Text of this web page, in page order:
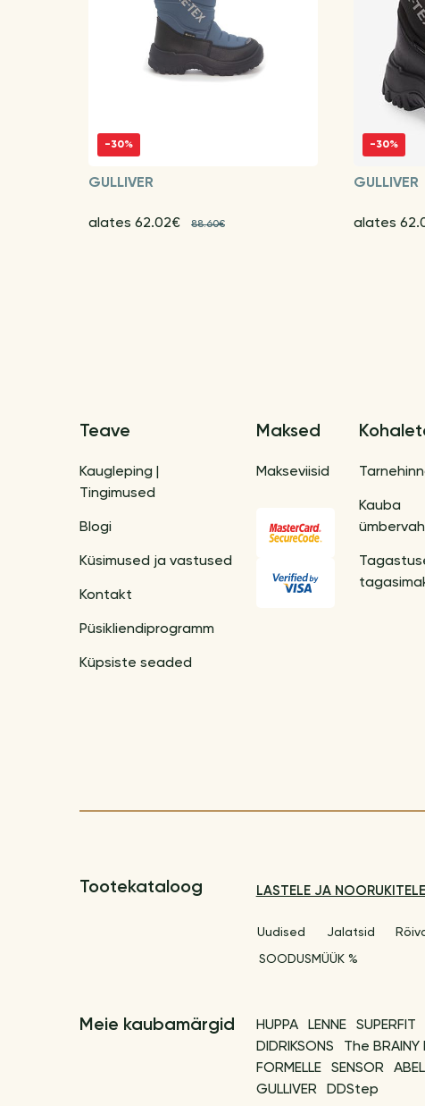
-30%
GULLIVER
alates 62.02€ 88.60€
-30%
GULLIVER
alates
Teave
Kaugleping |
Tingimused
Blogi
Küsimused ja vastused
Kontakt
Püsikliendiprogramm
Küpsiste seaded
Maksed
Makseviisid
Kauba
Tootekataloog LASTELE JA NOORUKITELE
Uudised Jalatsid
SOODUSMÜÜK %
Meie kaubamärgid HUPPA LENNE SUPERFIT
DIDRIKSONS
The BRAINY
FORMELLE
SENSOR
GULLIVER
DDStep